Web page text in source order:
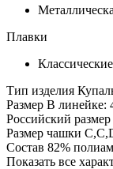
Плавки
Тип изделия
Размер В линейке:
Российский размер
Размер чашки
Состав 82%
Показать все